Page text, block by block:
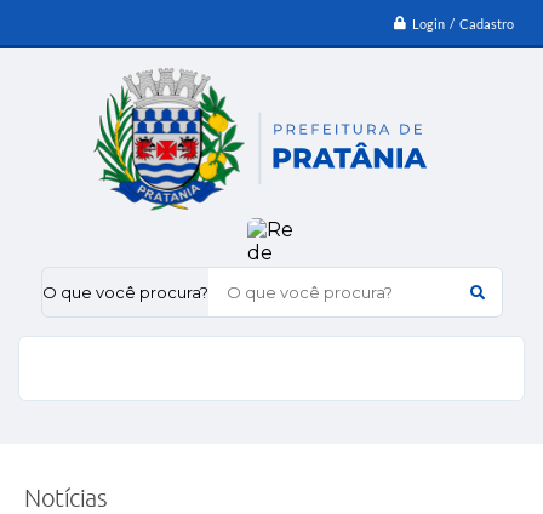
Login / Cadastro
O que você procura?
Notícias